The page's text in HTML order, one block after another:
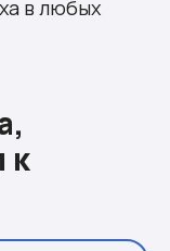
в любых
к